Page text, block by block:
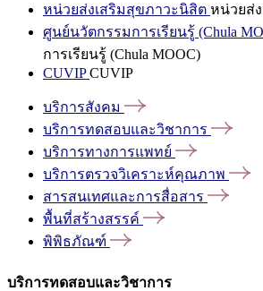
หน่วยส่งเสริมสุขภาวะนิสิต หน่วยส่
ศูนย์นวัตกรรมการเรียนรู้ (Chula
การเรียนรู้ (Chula MOOC)
CUVIPCUVIP
บริการสังคม
บริการทดสอบและวิชาการ
บริการทางการแพทย์
บริการตรวจวิเคราะห์คุณภาพ
สารสนเทศและการสื่อสาร
พื้นที่สร้างสรรค์
พิพิธภัณฑ์
บริการทดสอบและวิชาการ